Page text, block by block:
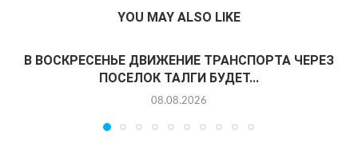
YOU MAY ALSO LIKE
В ВОСКРЕСЕНЬЕ ДВИЖЕНИЕ ТРАНСПОРТА ЧЕРЕЗ
ПОСЕЛОК ТАЛГИ БУДЕТ...
08.08.2026